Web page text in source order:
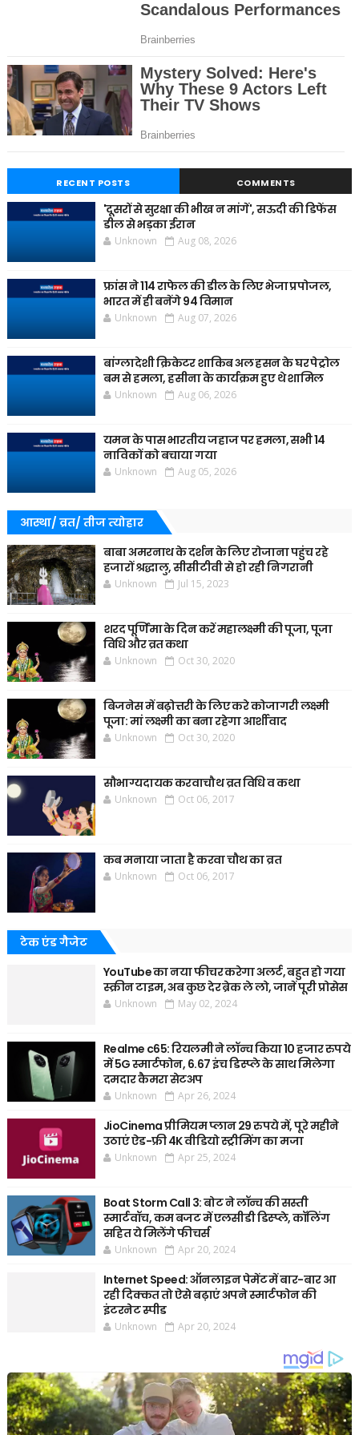
RECENT POSTS COMMENTS
'दूसरों से सुरक्षा की भीख न मांगें', सऊदी की डिफेंस
डील से भड़का ईरान
Unknown Aug 08, 2026
फ्रांस ने 114 राफेल की डील के लिए भेजा प्रपोजल,
भारत में ही बनेंगे 94 विमान
Unknown Aug 07, 2026
बांग्लादेशी क्रिकेटर शाकिब अल हसन के घर पेट्रोल
बम से हमला, हसीना के कार्यक्रम हुए थे शामिल
Unknown Aug 06, 2026
यमन के पास भारतीय जहाज पर हमला, सभी 14
नाविकों को बचाया गया
Unknown Aug 05, 2026
आस्था/ व्रत/ तीज त्‍योहार
बाबा अमरनाथ के दर्शन के लिए रोजाना पहुंच रहे
हजारों श्रद्धालु, सीसीटीवी से हो रही निगरानी
Unknown Jul 15, 2023
शरद पूर्णिमा के दिन करें महालक्ष्मी की पूजा, पूजा
विधि और व्रत कथा
Unknown Oct 30, 2020
बिजनेस में बढ़ोत्तरी के लिए करे कोजागरी लक्ष्मी
पूजा: मां लक्ष्मी का बना रहेगा आर्शीवाद
Unknown Oct 30, 2020
सौभाग्यदायक करवाचौथ व्रत विधि व कथा
Unknown Oct 06, 2017
कब मनाया जाता है करवा चौथ का व्रत
Unknown Oct 06, 2017
टेक एंड गैजेट
YouTube का नया फीचर करेगा अलर्ट, बहुत हो गया
स्क्रीन टाइम, अब कुछ देर ब्रेक ले लो, जानें पूरी प्रोसेस
Unknown May 02, 2024
Realme c65: रियलमी ने लॉन्च किया 10 हजार रुपये
में 5G स्मार्टफोन, 6.67 इंच डिस्प्ले के साथ मिलेगा
दमदार कैमरा सेटअप
Unknown Apr 26, 2024
JioCinema प्रीमियम प्लान 29 रुपये में, पूरे महीने
उठाएं ऐड-फ्री 4K वीडियो स्ट्रीमिंग का मजा
Unknown Apr 25, 2024
Boat Storm Call 3: बोट ने लॉन्च की सस्ती
स्मार्टवॉच, कम बजट में एलसीडी डिस्प्ले, कॉलिंग
सहित ये मिलेंगे फीचर्स
Unknown Apr 20, 2024
Internet Speed: ऑनलाइन पेमेंट में बार-बार आ
रही दिक्कत तो ऐसे बढ़ाएं अपने स्मार्टफोन की
इंटरनेट स्पीड
Unknown Apr 20, 2024